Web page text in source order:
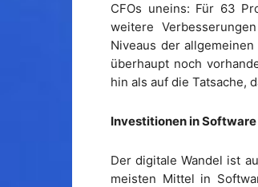
CFOs uneins: Für 63
weitere
Niveaus der
überhaupt noch
hin als auf die Tatsache,
Investitionen in
Der digitale Wandel ist
meisten Mittel in